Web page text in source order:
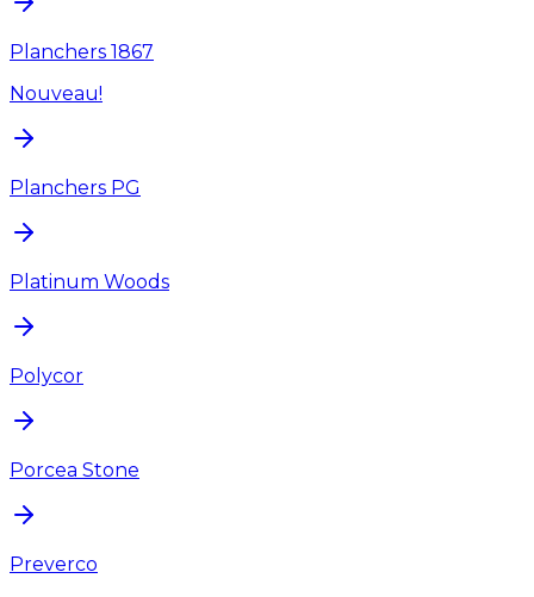
Planchers 1867
Nouveau!
Planchers PG
Platinum Woods
Polycor
Porcea Stone
Preverco